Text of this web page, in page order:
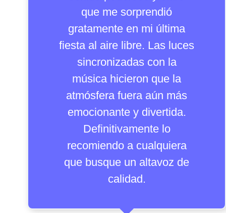
que me sorprendió
gratamente en mi última
fiesta al aire libre. Las luces
sincronizadas con la
música hicieron que la
atmósfera fuera aún más
emocionante y divertida.
Definitivamente lo
recomiendo a cualquiera
que busque un altavoz de
calidad.